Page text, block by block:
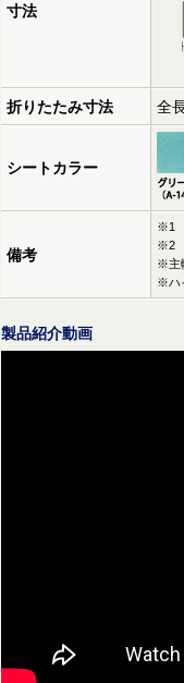
寸法
折りたたみ寸法 全
シートカラー
備考
※1
※2
※主
※ハ
製品紹介動画